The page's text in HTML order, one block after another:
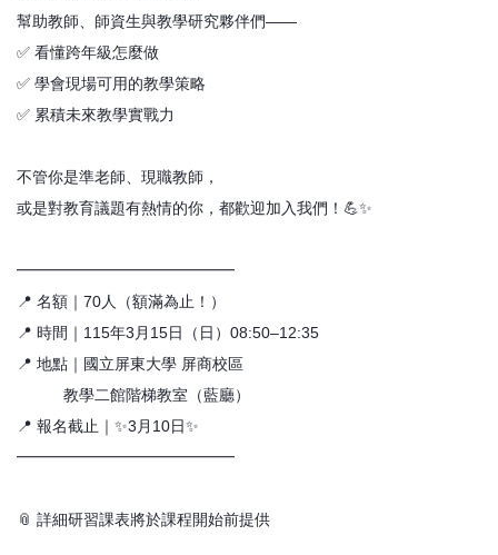
幫助教師、師資生與教學研究夥伴們——
✅ 看懂跨年級怎麼做
✅ 學會現場可用的教學策略
✅ 累積未來教學實戰力
不管你是準老師、現職教師，
或是對教育議題有熱情的你，都歡迎加入我們！💪✨
━━━━━━━━━━━━━━
📍 名額｜70人（額滿為止！）
📍 時間｜115年3月15日（日）08:50–12:35
📍 地點｜國立屏東大學 屏商校區
教學二館階梯教室（藍廳）
📍 報名截止｜✨3月10日✨
━━━━━━━━━━━━━━
📎 詳細研習課表將於課程開始前提供